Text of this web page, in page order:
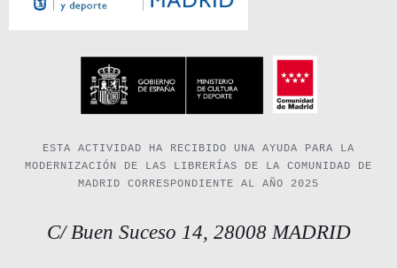
ESTA ACTIVIDAD HA RECIBIDO UNA AYUDA PARA LA
MODERNIZACIÓN DE LAS LIBRERÍAS DE LA COMUNIDAD DE
MADRID CORRESPONDIENTE AL AÑO 2025
C/ Buen Suceso 14, 28008 MADRID